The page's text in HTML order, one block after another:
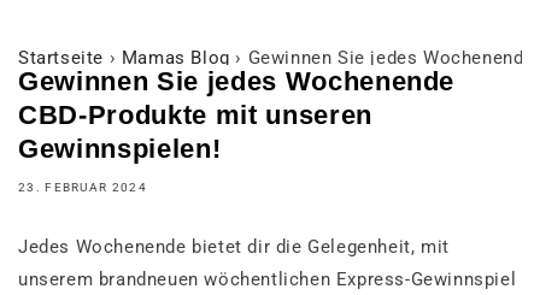
Startseite › Mamas Blog › Gewinnen Sie jedes
Gewinnen Sie jedes Wochenende
CBD-Produkte mit unseren
Gewinnspielen!
23. FEBRUAR 2024
Jedes Wochenende bietet dir die Gelegenheit, mit
unserem brandneuen wöchentlichen Express-Gewinnspiel